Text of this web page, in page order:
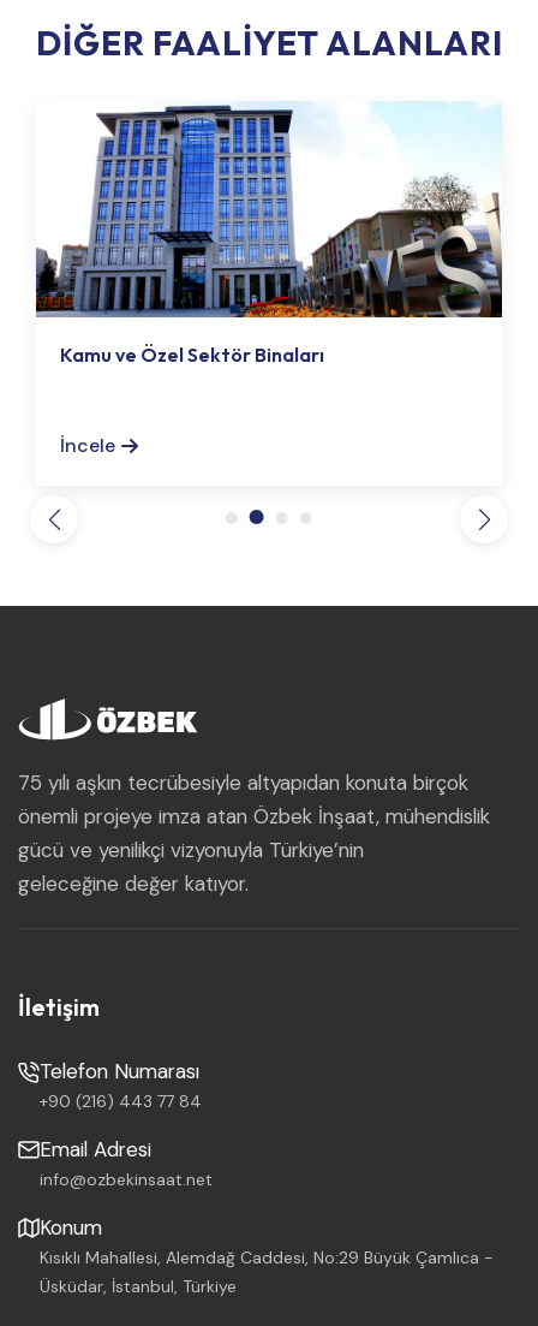
DIĞER FAALIYET ALANLARI
Kamu ve Özel Sektör Binaları
İncele
75 yılı aşkın tecrübesiyle altyapıdan konuta birçok
önemli projeye imza atan Özbek İnşaat, mühendislik
gücü ve yenilikçi vizyonuyla Türkiye’nin
geleceğine değer katıyor.
İletişim
Telefon Numarası
+90 (216) 443 77 84
Email Adresi
info@ozbekinsaat.net
Konum
Kısıklı Mahallesi, Alemdağ Caddesi, No:29 Büyük Çamlıca -
Üsküdar, İstanbul, Türkiye